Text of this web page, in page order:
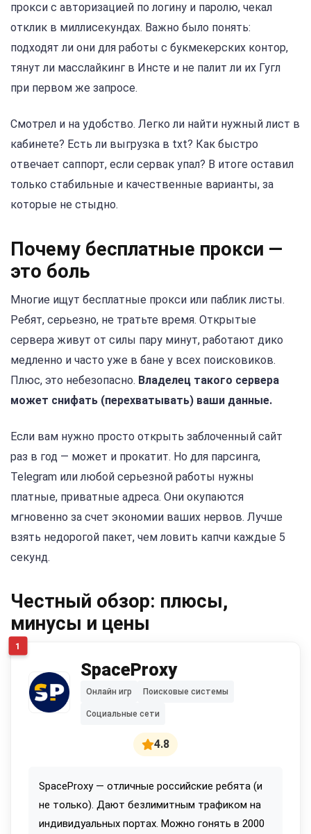
прокси с авторизацией по логину и паролю, чекал
отклик в миллисекундах. Важно было понять:
подходят ли они для работы с букмекерских контор,
тянут ли масслайкинг в Инсте и не палит ли их Гугл
при первом же запросе.
Смотрел и на удобство. Легко ли найти нужный лист в
кабинете? Есть ли выгрузка в txt? Как быстро
отвечает саппорт, если сервак упал? В итоге оставил
только стабильные и качественные варианты, за
которые не стыдно.
Почему бесплатные прокси —
это боль
Многие ищут бесплатные прокси или паблик листы.
Ребят, серьезно, не тратьте время. Открытые
сервера живут от силы пару минут, работают дико
медленно и часто уже в бане у всех поисковиков.
Плюс, это небезопасно. Владелец такого сервера
может снифать (перехватывать) ваши данные.
Если вам нужно просто открыть заблоченный сайт
раз в год — может и прокатит. Но для парсинга,
Telegram или любой серьезной работы нужны
платные, приватные адреса. Они окупаются
мгновенно за счет экономии ваших нервов. Лучше
взять недорогой пакет, чем ловить капчи каждые 5
секунд.
Честный обзор: плюсы,
минусы и цены
1
SpaceProxy
4.8
Онлайн игр Поисковые системы
Социальные сети
SpaceProxy — отличные российские ребята (и
не только). Дают безлимитным трафиком на
индивидуальных портах. Можно гонять в 2000